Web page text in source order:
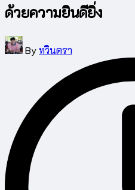
ด้วยความยินดียิ่ง
Posted
by
Byทวินตรา